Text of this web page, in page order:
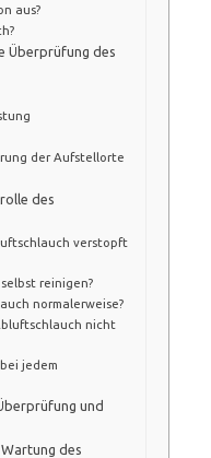
aus?
Überprüfung des
der Aufstellorte
des
verstopft
reinigen?
normalerweise?
nicht
jedem
und
des